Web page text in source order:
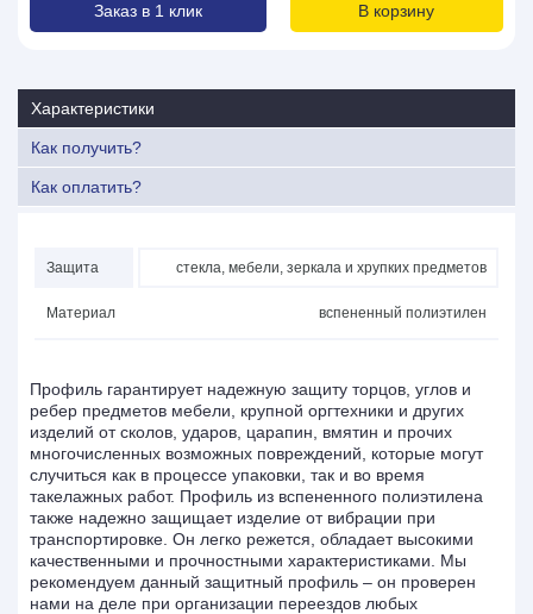
Заказ в 1 клик В корзину
Характеристики
Как получить?
Как оплатить?
Защита стекла, мебели, зеркала и хрупких предметов
Материал вспененный полиэтилен
Профиль гарантирует надежную защиту торцов, углов и
ребер предметов мебели, крупной оргтехники и других
изделий от сколов, ударов, царапин, вмятин и прочих
многочисленных возможных повреждений, которые могут
случиться как в процессе упаковки, так и во время
такелажных работ. Профиль из вспененного полиэтилена
также надежно защищает изделие от вибрации при
транспортировке. Он легко режется, обладает высокими
качественными и прочностными характеристиками. Мы
рекомендуем данный защитный профиль – он проверен
нами на деле при организации переездов любых